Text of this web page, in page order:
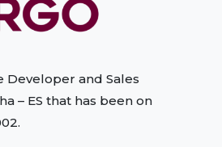
Developer and Sales
– ES that has been on